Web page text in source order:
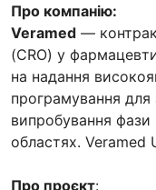
Про компанію:
Veramed —
(CRO) у
на надання
програмування для
випробування фази
областях. Veramed
Про проєкт: